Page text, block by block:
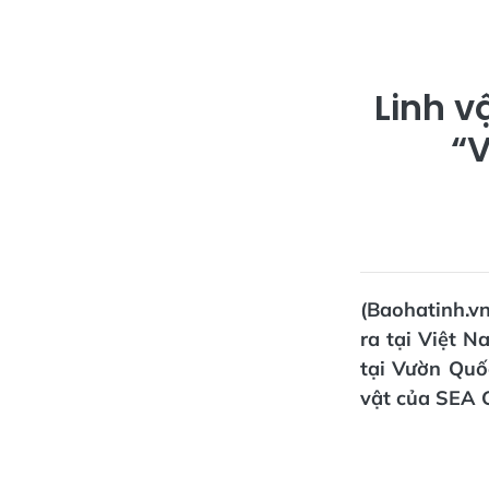
Linh
ra tại Việt
tại Vườn
vật của SEA